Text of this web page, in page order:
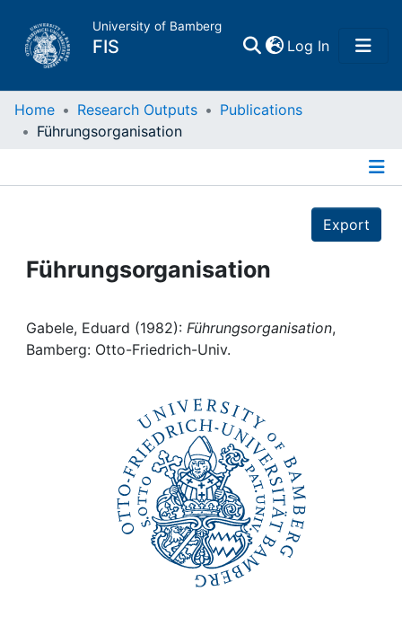
University of Bamberg
FIS Log In(current)
Home
Projects
Institutions
Home Research Outputs
Publications
Führungsorganisation
Export
Führungsorganisation
Gabele, Eduard (1982): Führungsorganisation,
Bamberg: Otto-Friedrich-Univ.